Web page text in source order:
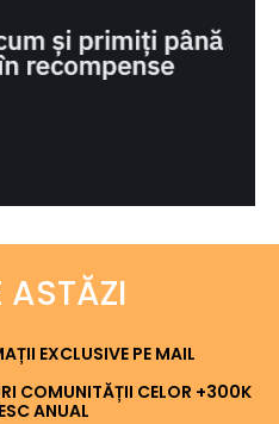
EXCLUSIVE PE MAIL
COMUNITĂȚII CELOR +300K
ANUAL